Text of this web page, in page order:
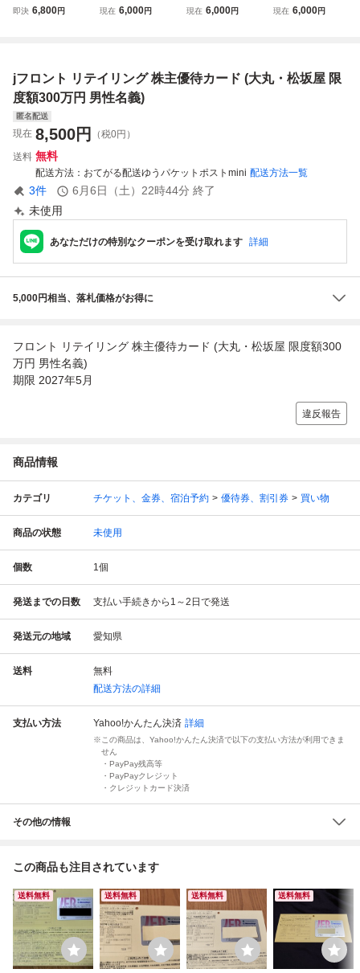
用限度額150万円
即決 6,800円
フロントリテイリ
現在 6,000円
フロントリテイリ
現在 6,000円
リテイリング 株主
現在 6,000円
jフロント リテイリング 株主優待カード (大丸・松坂屋 限
度額300万円 男性名義)
匿名配送
現在 8,500円
（税0円）
送料 無料
配送方法 おてがる配送ゆうパケットポストmini 配送方法一覧
3件 6月6日（土）22時44分 終了
未使用
あなただけの特別なクーポンを受け取れます 詳細
5,000円相当、落札価格がお得に
フロント リテイリング 株主優待カード (大丸・松坂屋 限度額300
万円 男性名義)
期限 2027年5月
違反報告
商品情報
カテゴリ チケット、金券、宿泊予約 優待券、割引券 買い物
商品の状態 未使用
個数 1個
発送までの日数 支払い手続きから1～2日で発送
発送元の地域 愛知県
送料
無料
配送方法の詳細
支払い方法 Yahoo!かんたん決済 詳細
この商品は、Yahoo!かんたん決済で以下の支払い方法が利用できま
せん
・PayPay残高等
・PayPayクレジット
・クレジットカード決済
その他の情報
この商品も注目されています
送料無料 送料無料 送料無料 送料無料